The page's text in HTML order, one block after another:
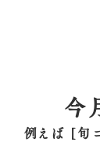
今月
​例えば [ 旬